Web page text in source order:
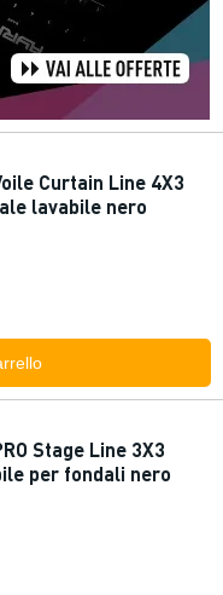
Curtain Line 4X3
lavabile nero
Stage Line 3X3
per fondali nero